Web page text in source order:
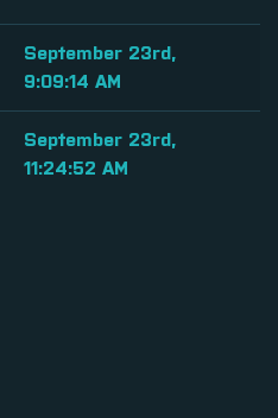
September 23rd,
9:09:14 AM
September 23rd,
11:24:52 AM